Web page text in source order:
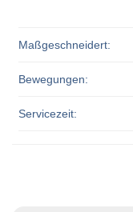
Maßgeschneidert:
Bewegungen:
Servicezeit: